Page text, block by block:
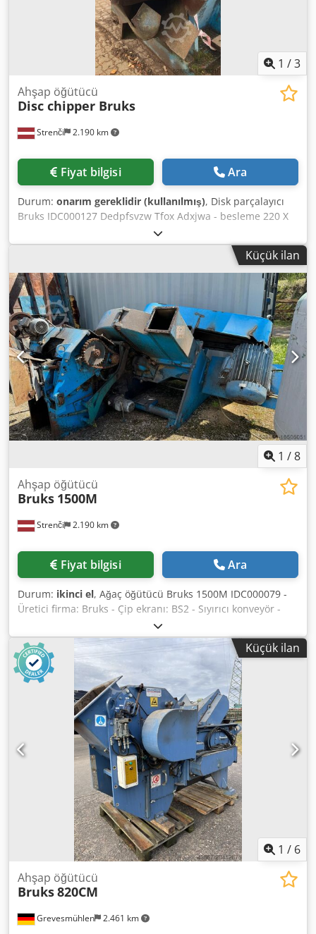
1 /3
Strenči 2.190 km
Ahşap öğütücü
Disc chipper Bruks
Fiyat bilgisi Ara
Durum: onarım gereklidir (kullanılmış), Disk parçalayıcı
Bruks IDC000127 Dedpfsvzw Tfox Adxjwa - besleme 220 X
280 mm - elektrik motoru olmadan
Küçük ilan
1 /8
Strenči 2.190 km
Ahşap öğütücü
Bruks 1500M
Fiyat bilgisi Ara
Durum: ikinci el, Ağaç öğütücü Bruks 1500M IDC000079 -
Üretici firma: Bruks - Çip ekranı: BS2 - Sıyırıcı konveyör -
Bantlı konveyör Dwsdot D Dhdjpfx Adxja - Siklon - kapasite:
50 m3/h
Küçük ilan
1 / 6
Grevesmühlen 2.461 km
Ahşap öğütücü
Bruks820CM